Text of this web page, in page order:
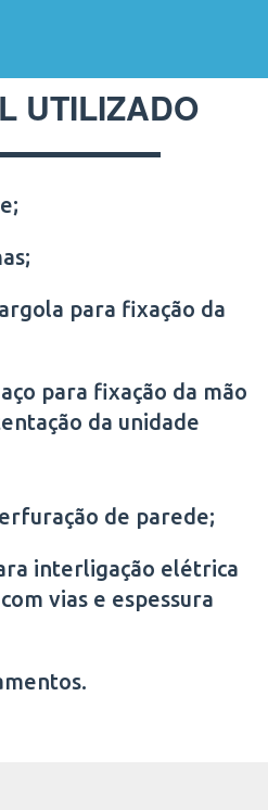
UTILIZADO
para fixação da
para fixação da mão
da unidade
de parede;
interligação elétrica
vias e espessura